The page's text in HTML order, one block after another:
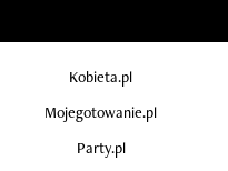
Kobieta.pl
Mojegotowanie.pl
Party.pl